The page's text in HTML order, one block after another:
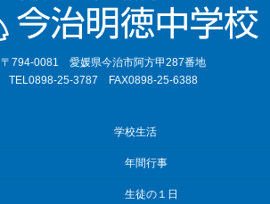
〒794-0081 愛媛県今治市阿方甲287番地
TEL0898-25-3787 FAX0898-25-6388
学校生活
年間行事
生徒の１日